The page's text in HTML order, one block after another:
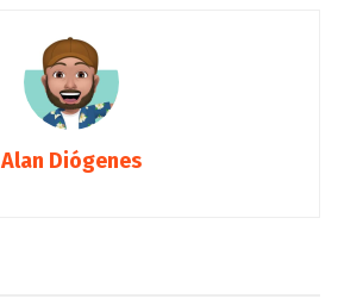
Alan Diógenes